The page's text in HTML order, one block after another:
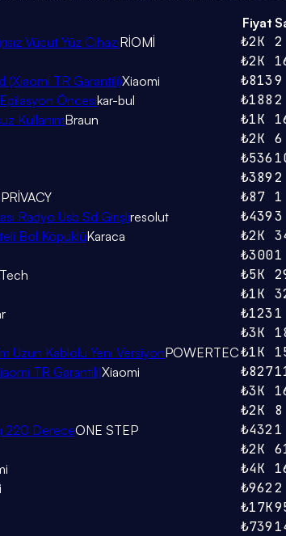
Fiyat
Vücut Yüz CihazıRİOMİ ₺2K 2
₺2K
(Xiaomi TR Garantili)Xiaomi ₺8139
Öncesikar-bul ₺1882
KullanımBraun ₺1K
₺2K 6
₺536
₺3892
₺87 1
Radyo Usb Sd Girişliresolut ₺4393
Bol KöpüklüKaraca ₺2K
₺3001
₺5K
₺1K
₺1231
₺3K
Uzun Kablolu Yeni VersiyonPOWERTEC₺1K
TR Garantili)Xiaomi ₺827
₺3K
₺2K 8
220 DereceONE STEP ₺432 1
₺2K
₺4K
₺9622
₺17K
₺739